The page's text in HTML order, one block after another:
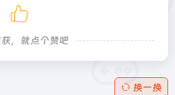
，就点个赞吧
换一换